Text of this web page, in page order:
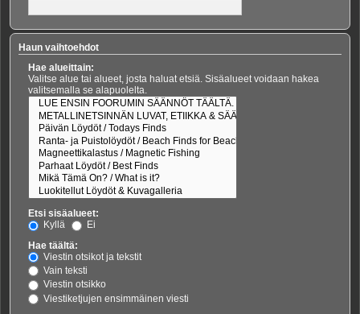
Haun vaihtoehdot
Hae alueittain:
Valitse alue tai alueet, josta haluat etsiä. Sisäalueet voidaan hakea
valitsemalla se alapuolelta.
Etsi sisäalueet:
Kyllä
Ei
Hae täältä:
Viestin otsikot ja tekstit
Vain teksti
Viestin otsikko
Viestiketjujen ensimmäinen viesti